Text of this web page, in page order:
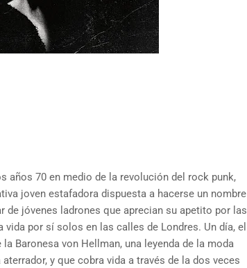
años 70 en medio de la revolución del rock punk,
joven estafadora dispuesta a hacerse un nombre
de jóvenes ladrones que aprecian su apetito por las
por sí solos en las calles de Londres. Un día, el
Baronesa von Hellman, una leyenda de la moda
y que cobra vida a través de la dos veces